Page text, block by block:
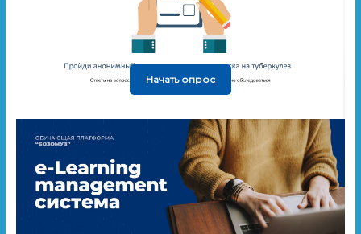
Начать опрос